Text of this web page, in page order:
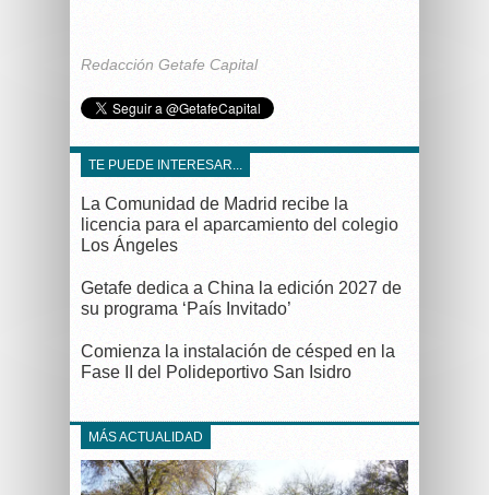
Redacción Getafe Capital
TE PUEDE INTERESAR...
La Comunidad de Madrid recibe la
licencia para el aparcamiento del colegio
Los Ángeles
Getafe dedica a China la edición 2027 de
su programa ‘País Invitado’
Comienza la instalación de césped en la
Fase II del Polideportivo San Isidro
MÁS ACTUALIDAD